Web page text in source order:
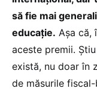
să fie mai
educație. Așa că,
aceste premii.
există, nu doar în
de măsurile